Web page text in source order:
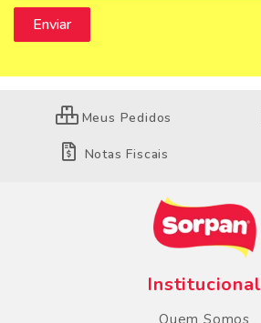
Meus Pedidos
Notas Fiscais
Institucional
Quem Somos